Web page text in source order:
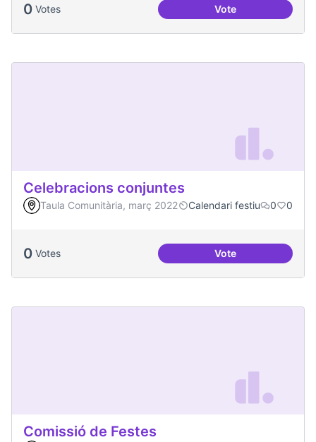
0 Votes VoteCasal de Barri
Celebracions conjuntes
Taula Comunitària, març 2022 Calendari festiu 0 0
0 Votes VoteCelebracions
Comissió de Festes